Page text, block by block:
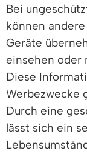
Bei
können
Geräte
einsehen oder
Diese
Werbezwecke
Durch eine
lässt sich ein